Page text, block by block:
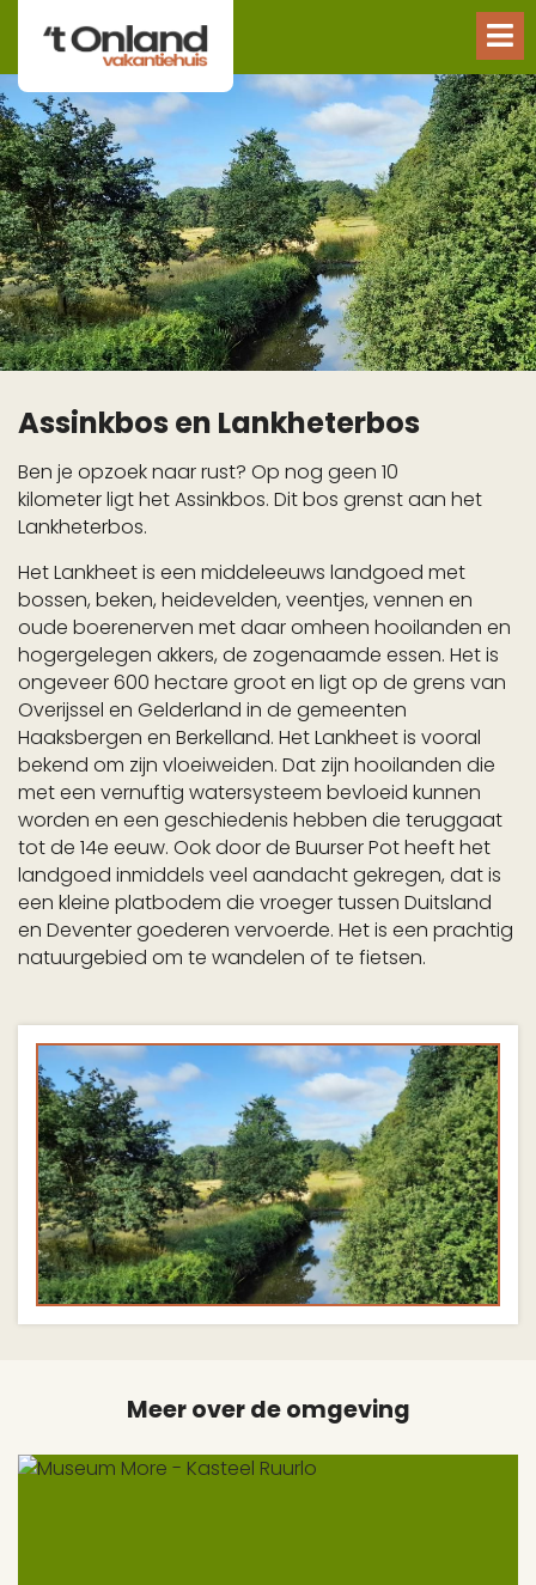
Assinkbos en Lankheterbos
Ben je opzoek naar rust? Op nog geen 10
kilometer ligt het Assinkbos. Dit bos grenst aan het
Lankheterbos.
Het Lankheet is een middeleeuws landgoed met
bossen, beken, heidevelden, veentjes, vennen en
oude boerenerven met daar omheen hooilanden en
hogergelegen akkers, de zogenaamde essen. Het is
ongeveer 600 hectare groot en ligt op de grens van
Overijssel en Gelderland in de gemeenten
Haaksbergen en Berkelland. Het Lankheet is vooral
bekend om zijn vloeiweiden. Dat zijn hooilanden die
met een vernuftig watersysteem bevloeid kunnen
worden en een geschiedenis hebben die teruggaat
tot de 14e eeuw. Ook door de Buurser Pot heeft het
landgoed inmiddels veel aandacht gekregen, dat is
een kleine platbodem die vroeger tussen Duitsland
en Deventer goederen vervoerde. Het is een prachtig
natuurgebied om te wandelen of te fietsen.
Meer over de omgeving